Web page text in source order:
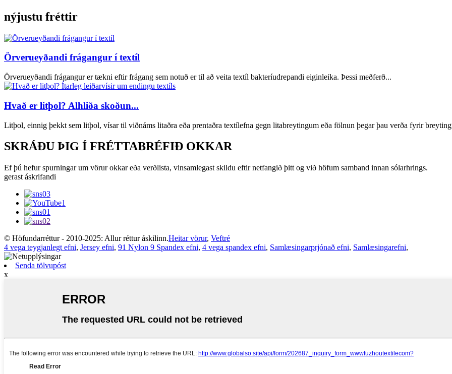
nýjustu fréttir
Örverueyðandi frágangur í textíl
Örverueyðandi frágangur er tækni eftir frágang sem notuð er til að veita textíl bakteríudrepandi eiginleika. Þessi meðferð...
Hvað er litþol? Alhliða skoðun...
Litþol, einnig þekkt sem litþol, vísar til viðnáms litaðra eða prentaðra textílefna gegn litabreytingum eða fölnun þegar þau verða fyrir
SKRÁÐU ÞIG Í FRÉTTABRÉFIÐ OKKAR
Ef þú hefur spurningar um vörur okkar eða verðlista, vinsamlegast skildu eftir netfangið þitt og við höfum samband innan sólarhrings.
gerast áskrifandi
© Höfundarréttur - 2010-2025: Allur réttur áskilinn.Heitar vörur, Veftré
4 vega teygjanlegt efni, Jersey efni, 91 Nylon 9 Spandex efni, 4 vega spandex efni, Samlæsingarprjónað efni, Samlæsingarefni,
Senda tölvupóst
x